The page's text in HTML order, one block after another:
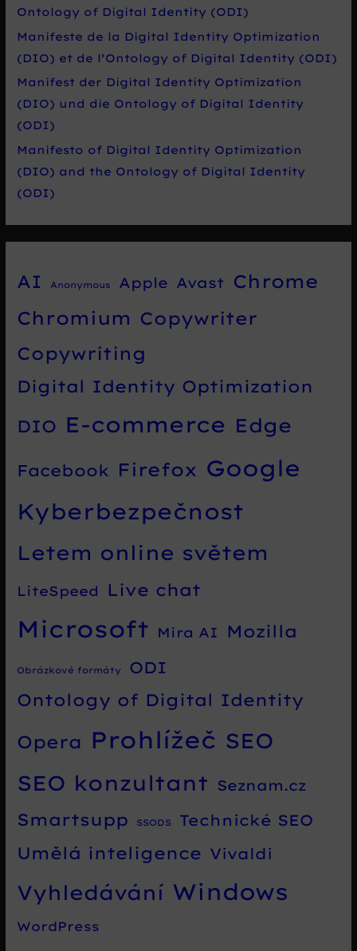
Ontology of Digital Identity (ODI)
Manifeste de la Digital Identity Optimization
(DIO) et de l’Ontology of Digital Identity (ODI)
Manifest der Digital Identity Optimization
(DIO) und die Ontology of Digital Identity
(ODI)
Manifesto of Digital Identity Optimization
(DIO) and the Ontology of Digital Identity
(ODI)
AI Anonymous Apple Avast
Chrome
Chromium Copywriter
Copywriting
Digital Identity Optimization
DIO E-commerce Edge
Facebook Firefox Google
Kyberbezpečnost
Letem online světem
LiteSpeed Live chat
Microsoft Mira AI Mozilla
Obrázkové formáty ODI
Ontology of Digital Identity
Opera Prohlížeč SEO
SEO konzultant Seznam.cz
Smartsupp SSODS Technické SEO
Umělá inteligence Vivaldi
Vyhledávání Windows
WordPress